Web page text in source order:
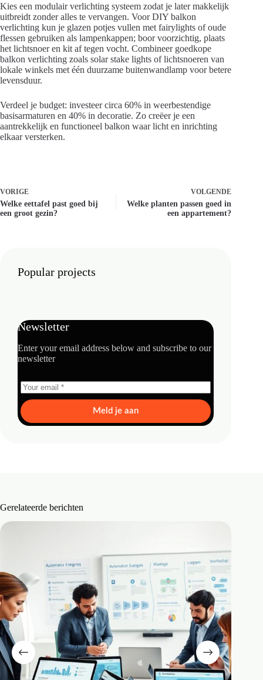
Kies een modulair verlichting systeem zodat je later makkelijk
uitbreidt zonder alles te vervangen. Voor DIY balkon
verlichting kun je glazen potjes vullen met fairylights of oude
flessen gebruiken als lampenkappen; boor voorzichtig, plaats
het lichtsnoer en kit af tegen vocht. Combineer goedkope
balkon verlichting zoals solar stake lights of lichtsnoeren van
lokale winkels met één duurzame buitenwandlamp voor betere
levensduur.
Verdeel je budget: investeer circa 60% in weerbestendige
basisarmaturen en 40% in decoratie. Zo creëer je een
aantrekkelijk en functioneel balkon waar licht en inrichting
elkaar versterken.
VORIGE
Welke eettafel past goed bij
een groot gezin?
VOLGENDE
Welke planten passen goed in
een appartement?
Popular projects
Newsletter
Enter your email address below and subscribe to our
newsletter
Meld je aan
Gerelateerde berichten